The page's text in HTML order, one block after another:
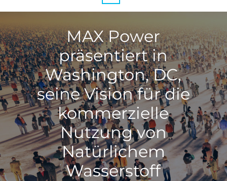
MAX Power
präsentiert in
Washington, DC,
seine Vision für die
kommerzielle
Nutzung von
Natürlichem
Wasserstoff